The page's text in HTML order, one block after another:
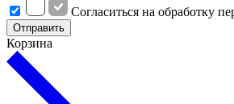
Cогласиться на обработку
Отправить
Корзина